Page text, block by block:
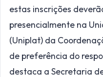
estas inscrições
presencialmente na
(Uniplat) da
de preferência do
destaca a Secretaria